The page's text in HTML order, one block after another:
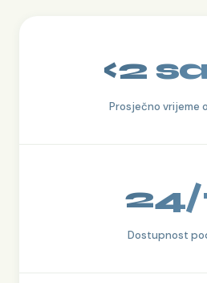
<2
Prosječno vrijeme
Dostupnost